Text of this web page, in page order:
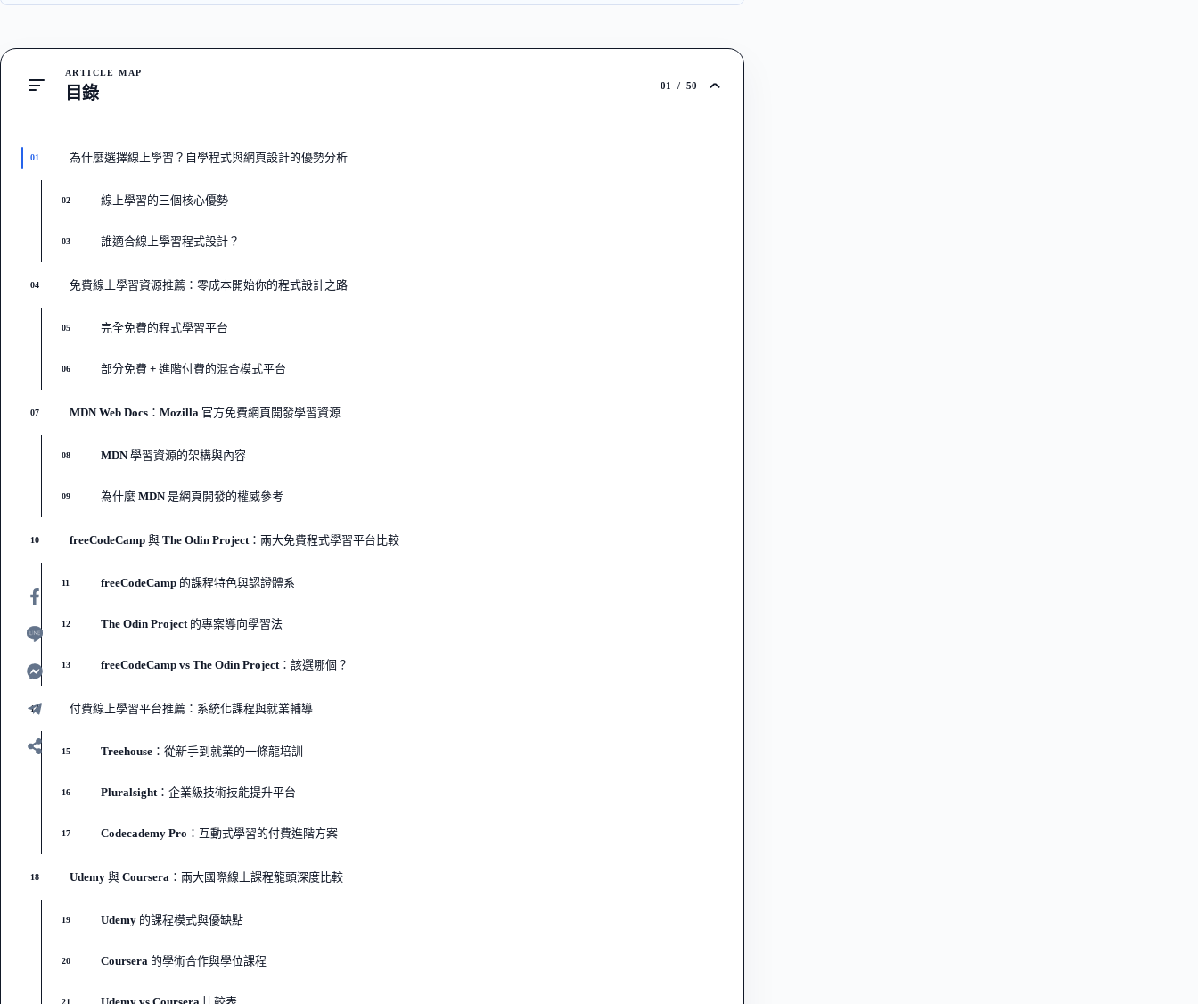
ARTICLE MAP
目錄 01 / 50
01 為什麼選擇線上學習？自學程式與網頁設計的優勢分析
02 線上學習的三個核心優勢
03 誰適合線上學習程式設計？
04 免費線上學習資源推薦：零成本開始你的程式設計之路
05 完全免費的程式學習平台
06 部分免費 + 進階付費的混合模式平台
07 MDN Web Docs：Mozilla 官方免費網頁開發學習資源
08 MDN 學習資源的架構與內容
09 為什麼 MDN 是網頁開發的權威參考
10 freeCodeCamp 與 The Odin Project：兩大免費程式學習平台比較
11 freeCodeCamp 的課程特色與認證體系
12 The Odin Project 的專案導向學習法
13 freeCodeCamp vs The Odin Project：該選哪個？
14 付費線上學習平台推薦：系統化課程與就業輔導
15 Treehouse：從新手到就業的一條龍培訓
16 Pluralsight：企業級技術技能提升平台
17 Codecademy Pro：互動式學習的付費進階方案
18 Udemy 與 Coursera：兩大國際線上課程龍頭深度比較
19 Udemy 的課程模式與優缺點
20 Coursera 的學術合作與學位課程
21